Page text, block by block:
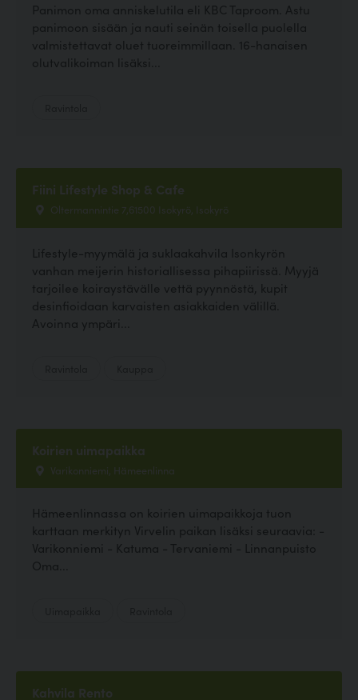
Panimon oma anniskelutila eli KBC Taproom. Astu
panimoon sisään ja nauti seinän toisella puolella
valmistettavat oluet tuoreimmillaan. 16-hanaisen
olutvalikoiman lisäksi...
Fiini Lifestyle Shop & Cafe
Oltermannintie 7,61500 Isokyrö, Isokyrö
Lifestyle-myymälä ja suklaakahvila Isonkyrön
vanhan meijerin historiallisessa pihapiirissä. Myyjä
tarjoilee koiraystävälle vettä pyynnöstä, kupit
desinfioidaan karvaisten asiakkaiden välillä.
Avoinna ympäri...
Koirien uimapaikka
Varikonniemi, Hämeenlinna
Hämeenlinnassa on koirien uimapaikkoja tuon
karttaan merkityn Virvelin paikan lisäksi seuraavia: -
Varikonniemi - Katuma - Tervaniemi - Linnanpuisto
Oma...
Kahvila Rento